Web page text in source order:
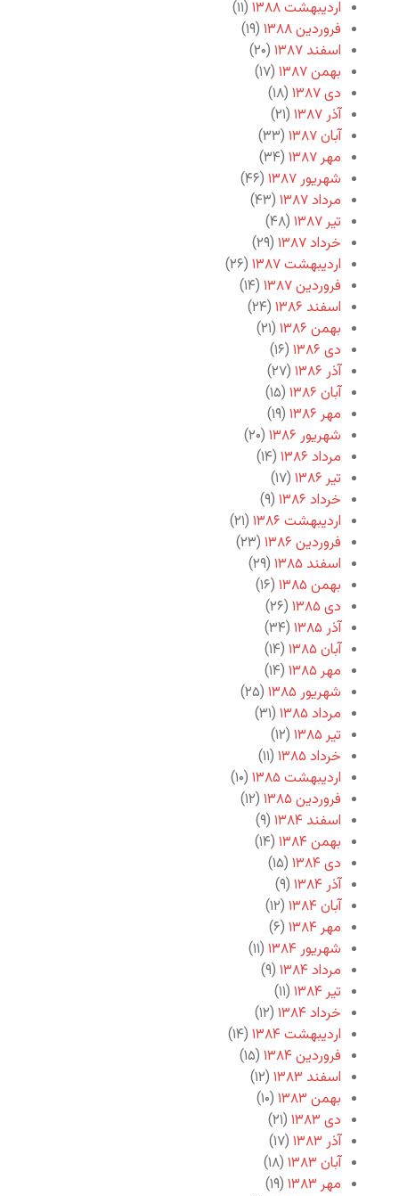
اردیبهشت ۱۳۸۸
(۱۱)
فروردین ۱۳۸۸
(۱۹)
اسفند ۱۳۸۷
(۲۰)
بهمن ۱۳۸۷
(۱۷)
دی ۱۳۸۷
(۱۸)
آذر ۱۳۸۷
(۲۱)
آبان ۱۳۸۷
(۳۳)
مهر ۱۳۸۷
(۳۴)
شهریور ۱۳۸۷
(۴۶)
مرداد ۱۳۸۷
(۴۳)
تیر ۱۳۸۷
(۴۸)
خرداد ۱۳۸۷
(۲۹)
اردیبهشت ۱۳۸۷
(۲۶)
فروردین ۱۳۸۷
(۱۴)
اسفند ۱۳۸۶
(۲۴)
بهمن ۱۳۸۶
(۲۱)
دی ۱۳۸۶
(۱۶)
آذر ۱۳۸۶
(۲۷)
آبان ۱۳۸۶
(۱۵)
مهر ۱۳۸۶
(۱۹)
شهریور ۱۳۸۶
(۲۰)
مرداد ۱۳۸۶
(۱۴)
تیر ۱۳۸۶
(۱۷)
خرداد ۱۳۸۶
(۹)
اردیبهشت ۱۳۸۶
(۲۱)
فروردین ۱۳۸۶
(۲۳)
اسفند ۱۳۸۵
(۲۹)
بهمن ۱۳۸۵
(۱۶)
دی ۱۳۸۵
(۲۶)
آذر ۱۳۸۵
(۳۴)
آبان ۱۳۸۵
(۱۴)
مهر ۱۳۸۵
(۱۴)
شهریور ۱۳۸۵
(۲۵)
مرداد ۱۳۸۵
(۳۱)
تیر ۱۳۸۵
(۱۲)
خرداد ۱۳۸۵
(۱۱)
اردیبهشت ۱۳۸۵
(۱۰)
فروردین ۱۳۸۵
(۱۲)
اسفند ۱۳۸۴
(۹)
بهمن ۱۳۸۴
(۱۴)
دی ۱۳۸۴
(۱۵)
آذر ۱۳۸۴
(۹)
آبان ۱۳۸۴
(۱۲)
مهر ۱۳۸۴
(۶)
شهریور ۱۳۸۴
(۱۱)
مرداد ۱۳۸۴
(۹)
تیر ۱۳۸۴
(۱۱)
خرداد ۱۳۸۴
(۱۲)
اردیبهشت ۱۳۸۴
(۱۴)
فروردین ۱۳۸۴
(۱۵)
اسفند ۱۳۸۳
(۱۲)
بهمن ۱۳۸۳
(۱۰)
دی ۱۳۸۳
(۲۱)
آذر ۱۳۸۳
(۱۷)
آبان ۱۳۸۳
(۱۸)
مهر ۱۳۸۳
(۱۹)